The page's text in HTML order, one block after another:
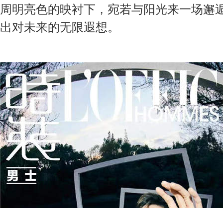
周明亮色的映衬下，宛若与阳光来一场邂
出对未来的无限遐想。